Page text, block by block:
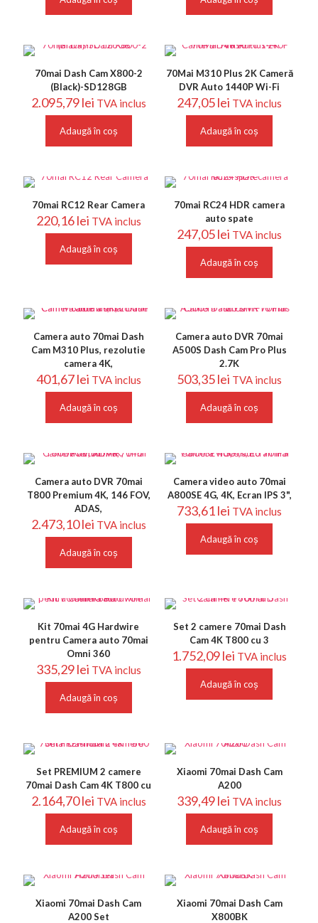
70mai Dash Cam X800-2
(Black)-SD128GB
2.095,79lei TVA inclus
Adaugă în coș
70Mai M310 Plus 2K Cameră
DVR Auto 1440P Wi-Fi
247,05lei TVA inclus
Adaugă în coș
70mai RC12 Rear Camera
220,16lei TVA inclus
Adaugă în coș
70mai RC24 HDR camera
auto spate
247,05lei TVA inclus
Adaugă în coș
Camera auto 70mai Dash
Cam M310 Plus, rezolutie
camera 4K,
401,67lei TVA inclus
Adaugă în coș
Camera auto DVR 70mai
A500S Dash Cam Pro Plus
2.7K
503,35lei TVA inclus
Adaugă în coș
Camera auto DVR 70mai
T800 Premium 4K, 146 FOV,
ADAS,
2.473,10lei TVA inclus
Adaugă în coș
Camera video auto 70mai
A800SE 4G, 4K, Ecran IPS 3",
733,61lei TVA inclus
Adaugă în coș
Kit 70mai 4G Hardwire
pentru Camera auto 70mai
Omni 360
335,29lei TVA inclus
Adaugă în coș
Set 2 camere 70mai Dash
Cam 4K T800 cu 3
1.752,09lei TVA inclus
Adaugă în coș
Set PREMIUM 2 camere
70mai Dash Cam 4K T800 cu
2.164,70lei TVA inclus
Adaugă în coș
Xiaomi 70mai Dash Cam
A200
339,49lei TVA inclus
Adaugă în coș
Xiaomi 70mai Dash Cam
A200 Set
Xiaomi 70mai Dash Cam
X800BK